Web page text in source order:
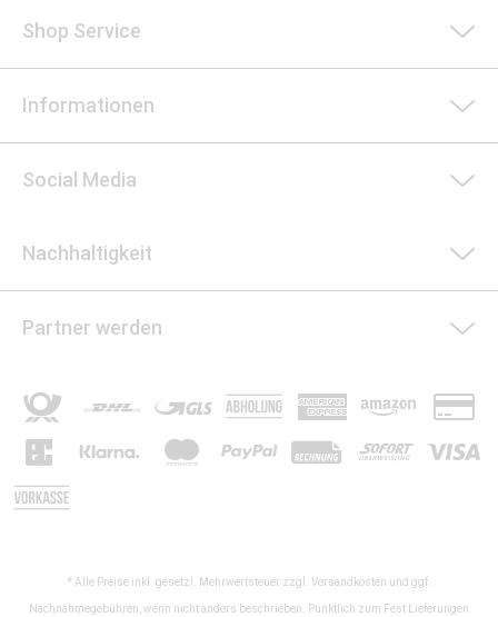
Shop Service
Informationen
Social Media
Nachhaltigkeit
Partner werden
* Alle Preise inkl. gesetzl. Mehrwertsteuer zzgl. Versandkosten und ggf.
Nachnahmegebühren, wenn nicht anders beschrieben. Pünktlich zum Fest Lieferungen